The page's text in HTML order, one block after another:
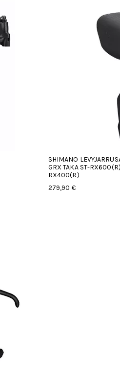
SHIMANO
GRX TAKA ST-
RX400(R)
279,90 €